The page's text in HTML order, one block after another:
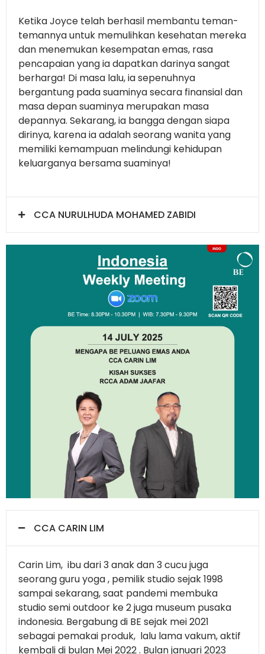
Ketika Joyce telah berhasil membantu teman-
temannya untuk memulihkan kesehatan mereka
dan menemukan kesempatan emas, rasa
pencapaian yang ia dapatkan darinya sangat
berharga! Di masa lalu, ia sepenuhnya
bergantung pada suaminya secara finansial dan
masa depan suaminya merupakan masa
depannya. Sekarang, ia bangga dengan siapa
dirinya, karena ia adalah seorang wanita yang
memiliki kemampuan melindungi kehidupan
keluarganya bersama suaminya!
CCA NURULHUDA MOHAMED ZABIDI
CCA CARIN LIM
Carin Lim, ibu dari 3 anak dan 3 cucu juga
seorang guru yoga , pemilik studio sejak 1998
sampai sekarang, saat pandemi membuka
studio semi outdoor ke 2 juga museum pusaka
indonesia. Bergabung di BE sejak mei 2021
sebagai pemakai produk, lalu lama vakum, aktif
kembali di bulan Mei 2022 . Bulan januari 2023